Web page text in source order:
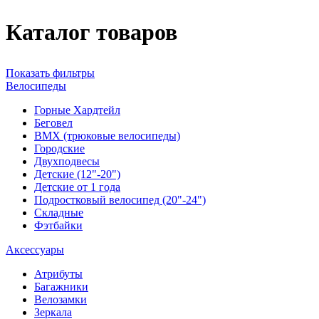
Каталог товаров
Показать фильтры
Велосипеды
Горные Хардтейл
Беговел
ВМХ (трюковые велосипеды)
Городские
Двухподвесы
Детские (12"-20")
Детские от 1 года
Подростковый велосипед (20"-24")
Складные
Фэтбайки
Аксессуары
Атрибуты
Багажники
Велозамки
Зеркала